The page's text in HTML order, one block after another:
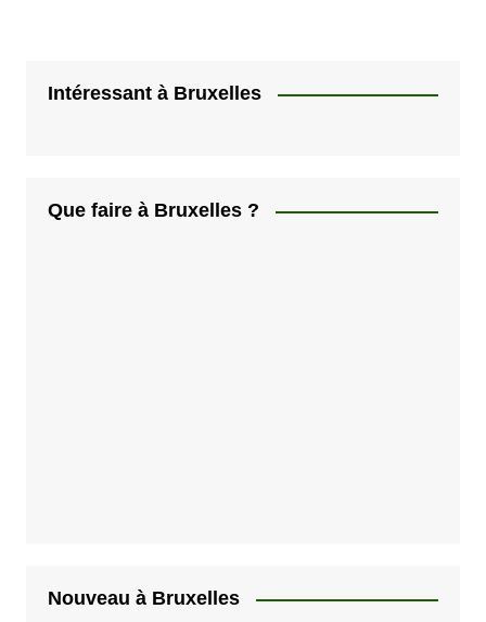
Intéressant à Bruxelles
Que faire à Bruxelles ?
Nouveau à Bruxelles